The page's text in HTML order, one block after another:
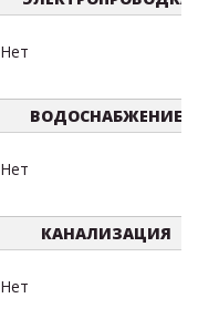
Нет
ВОДОСНАБЖЕНИЕ
Нет
КАНАЛИЗАЦИЯ
Нет